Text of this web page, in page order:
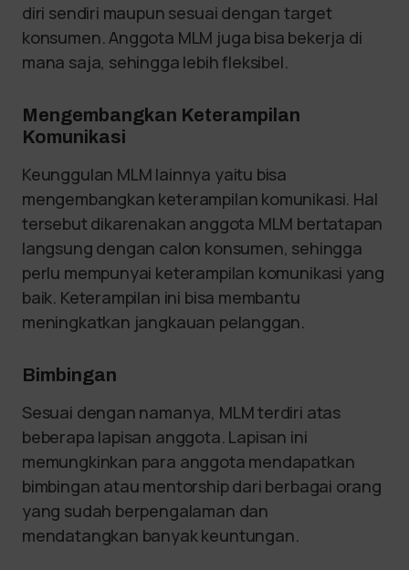
diri sendiri maupun sesuai dengan target
konsumen. Anggota MLM juga bisa bekerja di
mana saja, sehingga lebih fleksibel.
Mengembangkan Keterampilan
Komunikasi
Keunggulan MLM lainnya yaitu bisa
mengembangkan keterampilan komunikasi. Hal
tersebut dikarenakan anggota MLM bertatapan
langsung dengan calon konsumen, sehingga
perlu mempunyai keterampilan komunikasi yang
baik. Keterampilan ini bisa membantu
meningkatkan jangkauan pelanggan.
Bimbingan
Sesuai dengan namanya, MLM terdiri atas
beberapa lapisan anggota. Lapisan ini
memungkinkan para anggota mendapatkan
bimbingan atau mentorship dari berbagai orang
yang sudah berpengalaman dan
mendatangkan banyak keuntungan.